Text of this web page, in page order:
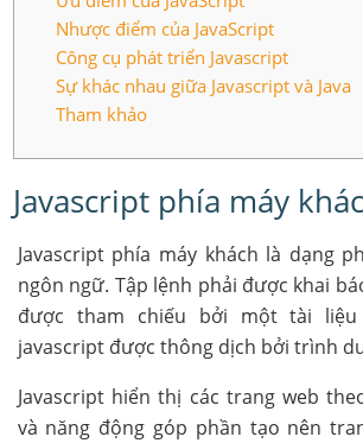
Nhược điểm của JavaScript
Công cụ phát triển Javascript
Sự khác nhau giữa Javascript và Java
Tham khảo
Javascript phía máy
Javascript phía máy khách là dạng
ngôn ngữ. Tập lệnh phải được khai
được tham chiếu bởi một tài liệu
javascript được thông dịch bởi trình
Javascript hiển thị các trang web
và năng động góp phần tạo nên